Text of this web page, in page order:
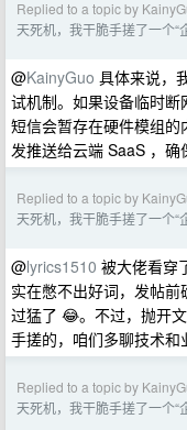
Replied to a topic by
天死机，我干脆手搓了一个“
@KainyGuo 具体来说，
试机制。如果设备临时
短信会暂存在硬件模组
发推送给云端 SaaS ，确
Replied to a topic by
天死机，我干脆手搓了一个“
@lyrics1510 被大佬看穿
实在憋不出好词，发帖
过猛了 😂。不过，抛开
手搓的，咱们多聊技术和
Replied to a topic by
天死机，我干脆手搓了一个“